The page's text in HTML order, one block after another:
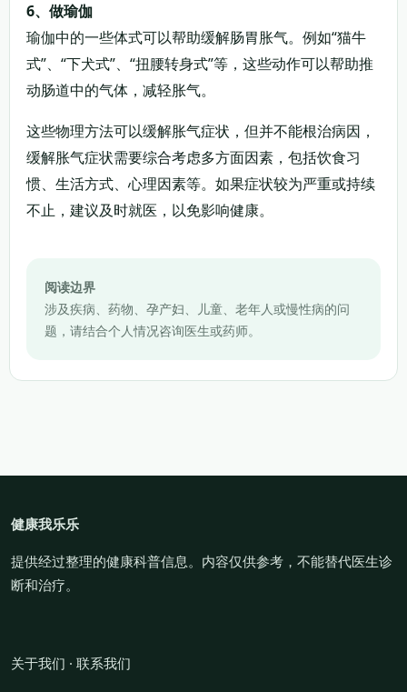
6、做瑜伽
瑜伽中的一些体式可以帮助缓解肠胃胀气。例如“猫牛
式”、“下犬式”、“扭腰转身式”等，这些动作可以帮助推
动肠道中的气体，减轻胀气。
这些物理方法可以缓解胀气症状，但并不能根治病因，
缓解胀气症状需要综合考虑多方面因素，包括饮食习
惯、生活方式、心理因素等。如果症状较为严重或持续
不止，建议及时就医，以免影响健康。
阅读边界
涉及疾病、药物、孕产妇、儿童、老年人或慢性病的问
题，请结合个人情况咨询医生或药师。
健康我乐乐
提供经过整理的健康科普信息。内容仅供参考，不能替代医生诊
断和治疗。
关于我们 · 联系我们